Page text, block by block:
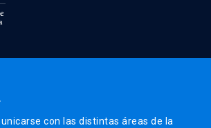
con las distintas áreas de la